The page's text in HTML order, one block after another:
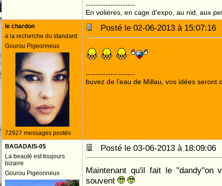
--------------------
En volières, en cage d'expo, au nid, aux
le chardon
à la recherche du standard
Gourou Pigeonneux
72927 messages postés
Posté le 02-06-2013 à
--------------------
buvez de l'eau de Millau, vos idées seront
BAGADAIS-05
La beauté est toujours
bizarre
Gourou Pigeonneux
Posté le 03-06-2013 à
Maintenant qu'il fait le "dandy"on
souvent